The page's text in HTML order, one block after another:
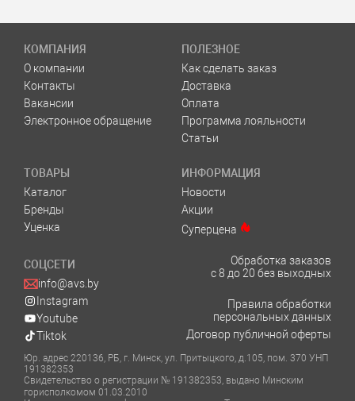
КОМПАНИЯ
О компании
Контакты
Вакансии
Электронное обращение
ПОЛЕЗНОЕ
Как сделать заказ
Доставка
Оплата
Программа лояльности
Статьи
ТОВАРЫ
Каталог
Бренды
Уценка
ИНФОРМАЦИЯ
Новости
Акции
Суперцена
СОЦСЕТИ
info@avs.by
Instagram
Youtube
Tiktok
Обработка заказов
с 8 до 20 без выходных
Правила обработки
персональных данных
Договор публичной оферты
Юр. адрес 220136, РБ, г. Минск, ул. Притыцкого, д.105, пом. 370 УНП
191382353
Свидетельство о регистрации № 191382353, выдано Минским
горисполкомом 01.03.2010